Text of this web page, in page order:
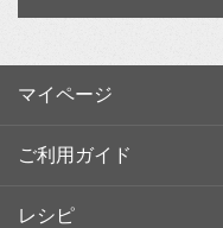
マイページ
ご利用ガイド
レシピ